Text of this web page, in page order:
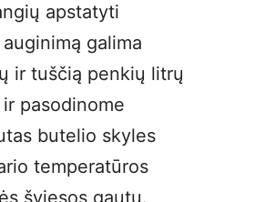
apstatyti
galima
ir tuščią penkių litrų
pasodinome
butelio skyles
temperatūros
šviesos gautų.